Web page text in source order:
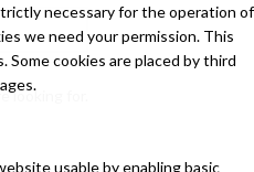
for.
necessary for the operation of
we need your permission. This
cookies are placed by third
usable by enabling basic